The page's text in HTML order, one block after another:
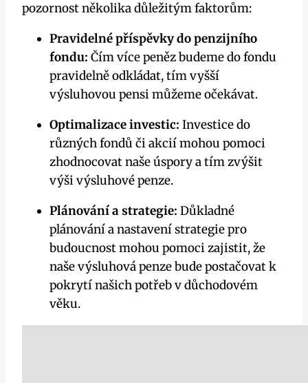
pozornost několika důležitým faktorům:
Pravidelné příspěvky do penzijního
fondu: Čím více peněz budeme do fondu
pravidelně odkládat, tím vyšší
výsluhovou pensi můžeme očekávat.
Optimalizace investic: Investice do
různých fondů či akcií mohou pomoci
zhodnocovat naše úspory a tím zvýšit
výši výsluhové penze.
Plánování a strategie: Důkladné
plánování a nastavení strategie pro
budoucnost mohou pomoci zajistit, že
naše výsluhová penze bude postačovat k
pokrytí našich potřeb v důchodovém
věku.